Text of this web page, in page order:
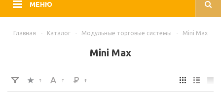
МЕНЮ
Главная - Каталог - Модульные торговые системы - Mini Max
Mini Max